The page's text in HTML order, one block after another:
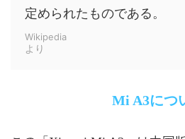
定められたものである。
Wikipedia
より
Mi A3につ